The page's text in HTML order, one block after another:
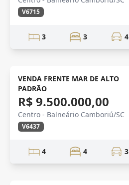
V6715
3 3 4
NOVIDADE
VENDA FRENTE MAR DE ALTO
PADRÃO
R$ 9.500.000,00
Centro - Balneário Camboriú/SC
V6437
4 4 3